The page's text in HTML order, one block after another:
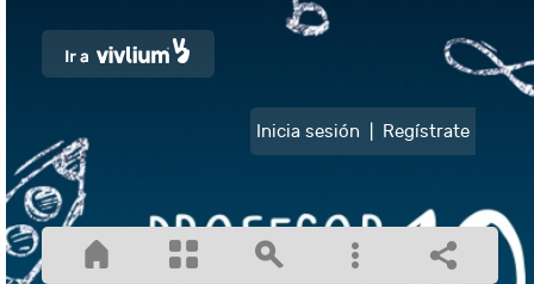
Inicia sesión Regístrate